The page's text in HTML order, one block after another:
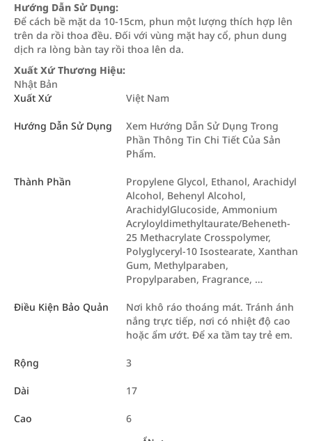
Hướng Dẫn Sử Dụng:
Để cách bề mặt da 10-15cm, phun một lượng thích hợp lên
trên da rồi thoa đều. Đối với vùng mặt hay cổ, phun dung
dịch ra lòng bàn tay rồi thoa lên da.
Xuất Xứ Thương Hiệu:
Nhật Bản
Xuất Xứ
Việt Nam
Hướng Dẫn Sử Dụng
Xem Hướng Dẫn Sử Dụng Trong
Phần Thông Tin Chi Tiết Của Sản
Phẩm.
Thành Phần
Propylene Glycol, Ethanol, Arachidyl
Alcohol, Behenyl Alcohol,
ArachidylGlucoside, Ammonium
Acryloyldimethyltaurate/Beheneth-
25 Methacrylate Crosspolymer,
Polyglyceryl-10 Isostearate, Xanthan
Gum, Methylparaben,
Propylparaben, Fragrance, …
Điều Kiện Bảo Quản
Nơi khô ráo thoáng mát. Tránh ánh
nắng trực tiếp, nơi có nhiệt độ cao
hoặc ẩm ướt. Để xa tầm tay trẻ em.
Rộng 3
Dài 17
Cao 6